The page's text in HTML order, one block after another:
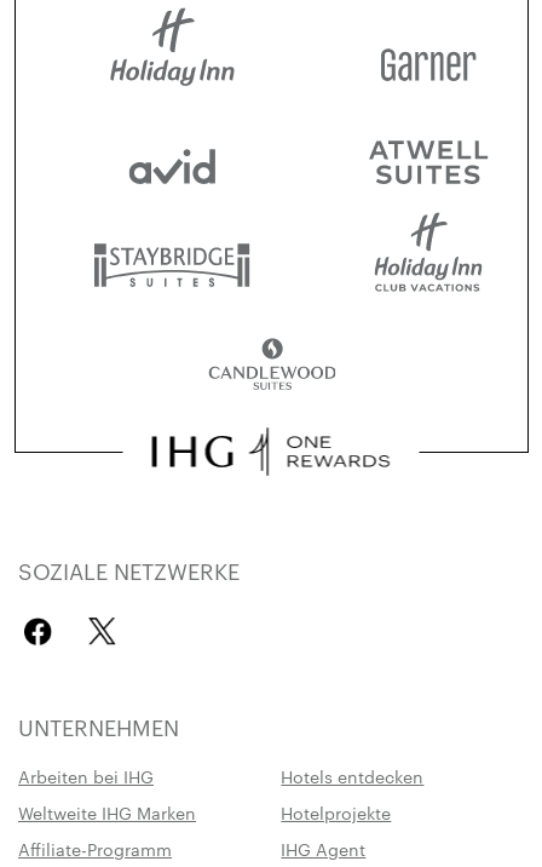
SOZIALE NETZWERKE
UNTERNEHMEN
Arbeiten bei IHG
Hotels entdecken
Weltweite IHG Marken
Hotelprojekte
Affiliate-Programm
IHG Agent